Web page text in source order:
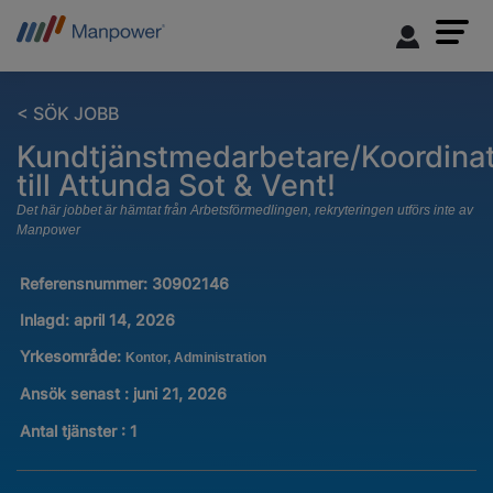
< SÖK JOBB
Kundtjänstmedarbetare/
till Attunda Sot & Vent!
Det här jobbet är hämtat från Arbetsförmedlingen, rekryteringen utförs inte av
Manpower
Referensnummer: 30902146
Inlagd: april 14, 2026
Yrkesområde: Kontor, Administration
Ansök senast : juni 21, 2026
Antal tjänster : 1